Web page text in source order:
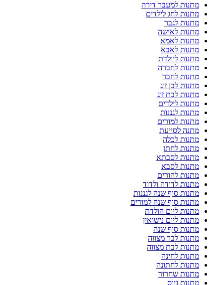
מתנות למעבר דירה
מתנות לחג לילדים
מתנות לגבר
מתנות לאישה
מתנות לאמא
מתנות לאבא
מתנות ליולדת
מתנות לחברה
מתנות לחבר
מתנות לבן זוג
מתנות לבת זוג
מתנות לילדים
מתנות לגננות
מתנות למורים
מתנה לסייעת
מתנות לכלה
מתנות לחתן
מתנות לסבתא
מתנות לסבא
מתנות להורים
מתנות לדודה ולדוד
מתנות סוף שנה לגננות
מתנות סוף שנה למורים
מתנות ליום הולדת
מתנות ליום נישואין
מתנות סוף שנה
מתנות לבר מצווה
מתנות לבת מצווה
מתנות לחינה
מתנות לחתונה
מתנות שחרור
מתנות גיוס